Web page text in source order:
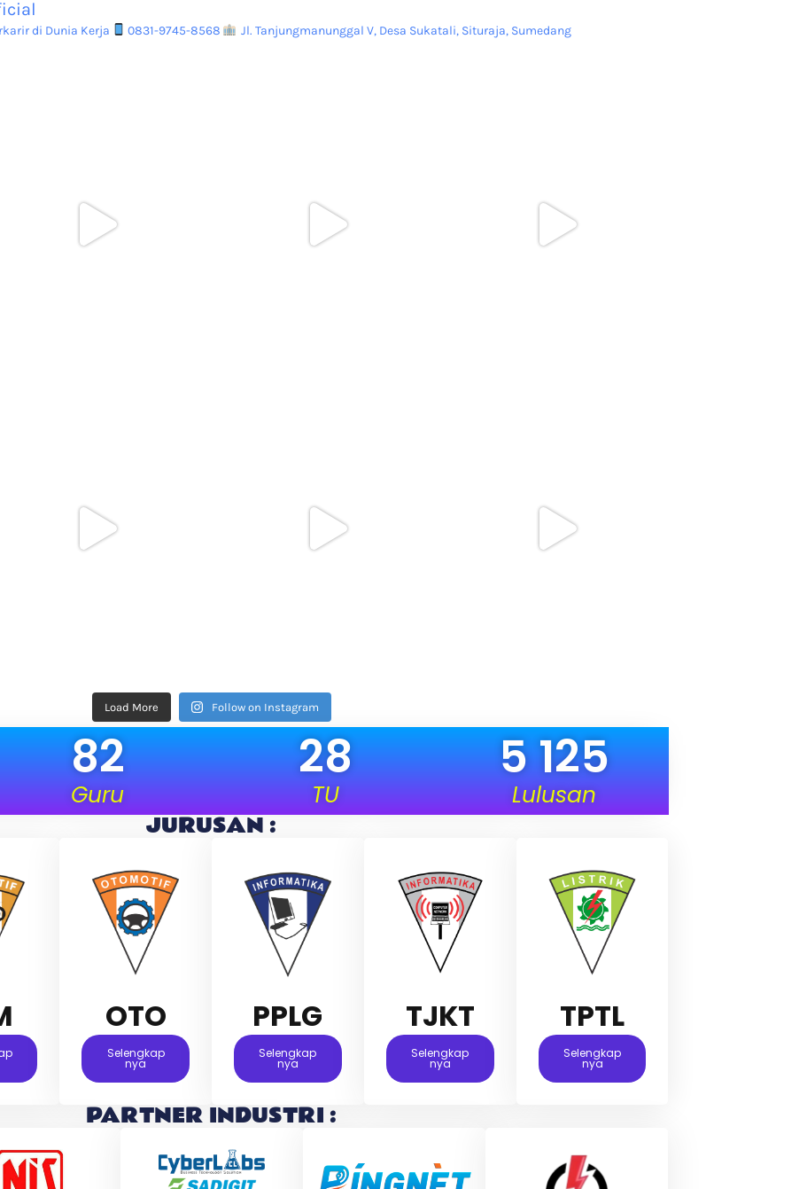
di Dunia Kerja 0831-9745-8568 Jl. Tanjungmanunggal V, Desa Sukatali, Situraja, Sumedang
Load More Follow on Instagram
Guru
82
TU
28
Lulusan
5 125
JURUSAN :
OTO
Selengkap
Nya
PPLG
Selengkap
Nya
TJKT
Selengkap
Nya
TPTL
Selengkap
Nya
PARTNER INDUSTRI :